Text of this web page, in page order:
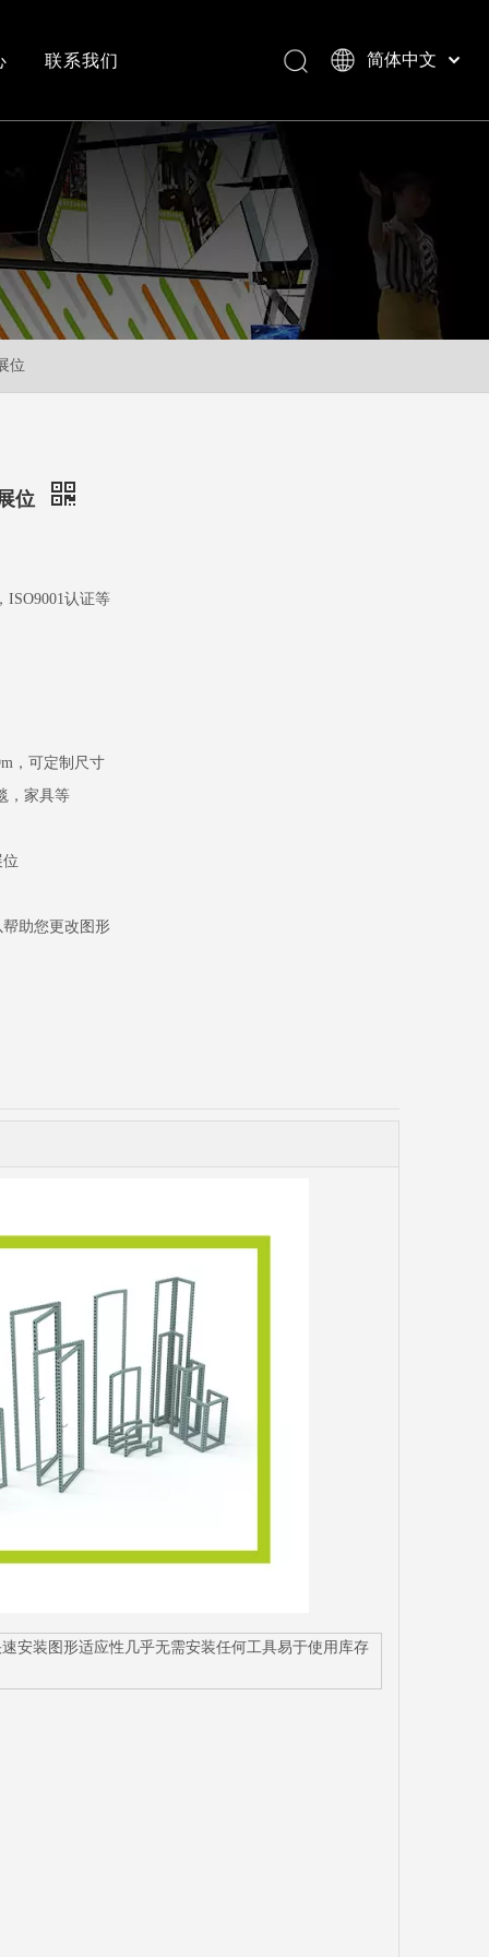
常见问答
成功案例视频
联系我们 简体中文
العربية
日本語
Pусский
Nederlands
Português
Deutsch
位
位
ISO9001认证等
，可定制尺寸
，家具等
助您更改图形
安装图形适应性几乎无需安装任何工具易于使用库存